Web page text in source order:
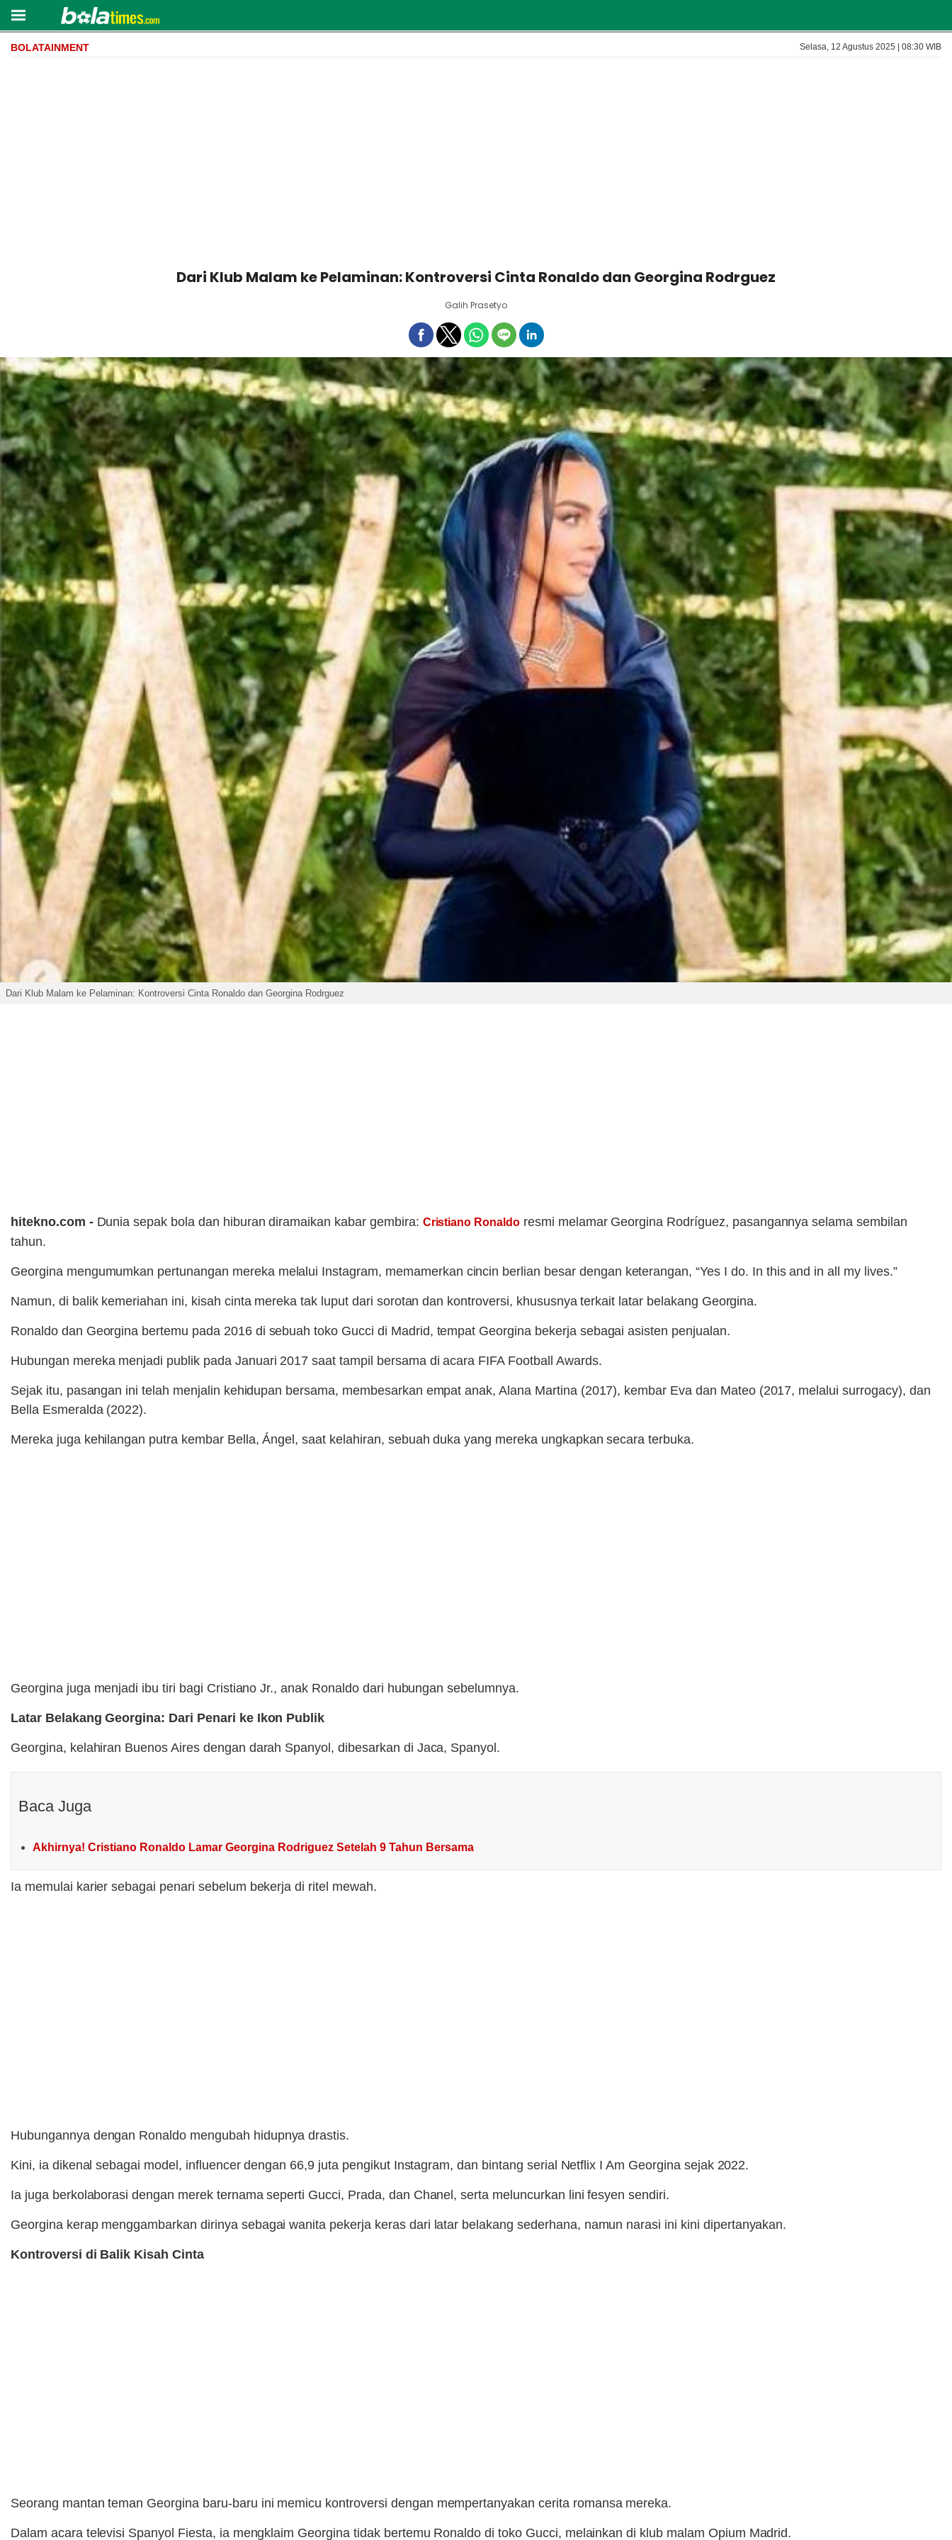
BOLATAINMENT Selasa, 12 Agustus 2025 | 08:30 WIB
Dari Klub Malam ke Pelaminan: Kontroversi Cinta Ronaldo dan Georgina Rodrguez
Galih Prasetyo
Dari Klub Malam ke Pelaminan: Kontroversi Cinta Ronaldo dan Georgina Rodrguez
hitekno.com - Dunia sepak bola dan hiburan diramaikan kabar gembira: Cristiano Ronaldo resmi melamar Georgina Rodríguez, pasangannya selama sembilan
tahun.
Georgina mengumumkan pertunangan mereka melalui Instagram, memamerkan cincin berlian besar dengan keterangan, “Yes I do. In this and in all my lives.”
Namun, di balik kemeriahan ini, kisah cinta mereka tak luput dari sorotan dan kontroversi, khususnya terkait latar belakang Georgina.
Ronaldo dan Georgina bertemu pada 2016 di sebuah toko Gucci di Madrid, tempat Georgina bekerja sebagai asisten penjualan.
Hubungan mereka menjadi publik pada Januari 2017 saat tampil bersama di acara FIFA Football Awards.
Sejak itu, pasangan ini telah menjalin kehidupan bersama, membesarkan empat anak, Alana Martina (2017), kembar Eva dan Mateo (2017, melalui surrogacy), dan
Bella Esmeralda (2022).
Mereka juga kehilangan putra kembar Bella, Ángel, saat kelahiran, sebuah duka yang mereka ungkapkan secara terbuka.
Georgina juga menjadi ibu tiri bagi Cristiano Jr., anak Ronaldo dari hubungan sebelumnya.
Latar Belakang Georgina: Dari Penari ke Ikon Publik
Georgina, kelahiran Buenos Aires dengan darah Spanyol, dibesarkan di Jaca, Spanyol.
Baca Juga
Akhirnya! Cristiano Ronaldo Lamar Georgina Rodriguez Setelah 9 Tahun Bersama
Ia memulai karier sebagai penari sebelum bekerja di ritel mewah.
Hubungannya dengan Ronaldo mengubah hidupnya drastis.
Kini, ia dikenal sebagai model, influencer dengan 66,9 juta pengikut Instagram, dan bintang serial Netflix I Am Georgina sejak 2022.
Ia juga berkolaborasi dengan merek ternama seperti Gucci, Prada, dan Chanel, serta meluncurkan lini fesyen sendiri.
Georgina kerap menggambarkan dirinya sebagai wanita pekerja keras dari latar belakang sederhana, namun narasi ini kini dipertanyakan.
Kontroversi di Balik Kisah Cinta
Seorang mantan teman Georgina baru-baru ini memicu kontroversi dengan mempertanyakan cerita romansa mereka.
Dalam acara televisi Spanyol Fiesta, ia mengklaim Georgina tidak bertemu Ronaldo di toko Gucci, melainkan di klub malam Opium Madrid.